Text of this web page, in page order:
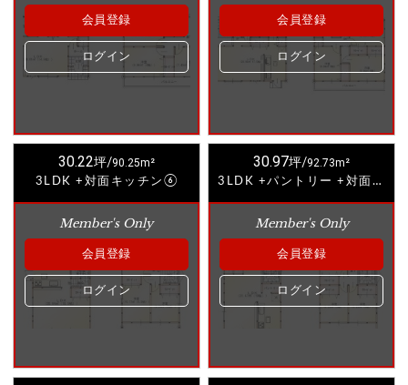
会員登録
ログイン
会員登録
ログイン
30.22坪/90.25m²
3LDK +対面キッチン⑥
Member's Only
会員登録
ログイン
30.97坪/92.73m²
3LDK +パントリー +対面キッチン②
Member's Only
会員登録
ログイン